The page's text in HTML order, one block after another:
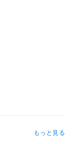
もっと見る